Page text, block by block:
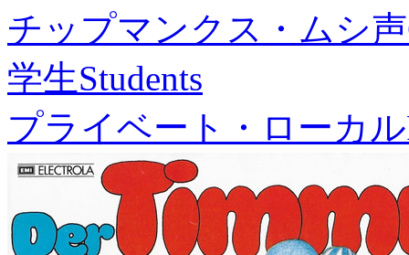
チップマンクス・ムシ声
学生Students
プライベート・ローカル